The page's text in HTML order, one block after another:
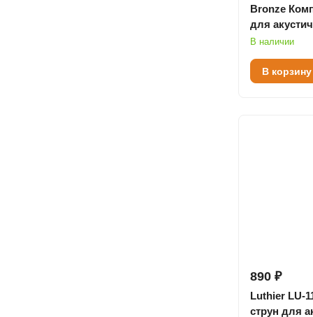
Bronze
для
гитары,
В наличии
В корзину
890 ₽
Luthier LU-
струн для